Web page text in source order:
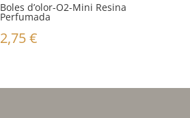
Boles d’olor-O2-Mini Resina
Perfumada
2,75€